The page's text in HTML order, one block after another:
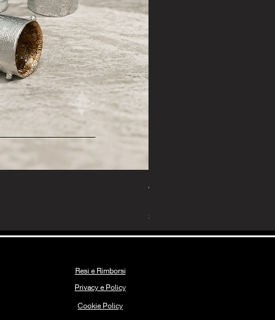
Anello Corallo Prezioso
Spedizione Gratuita
Resi e Rimborsi
Privacy e Policy
Cookie Policy